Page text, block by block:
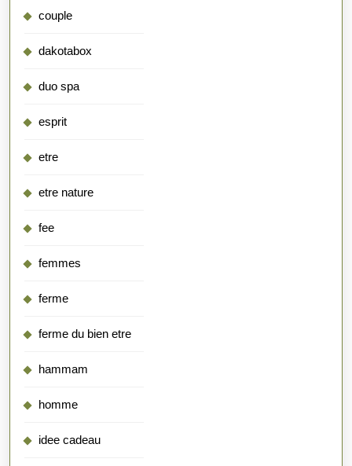
couple
dakotabox
duo spa
esprit
etre
etre nature
fee
femmes
ferme
ferme du bien etre
hammam
homme
idee cadeau